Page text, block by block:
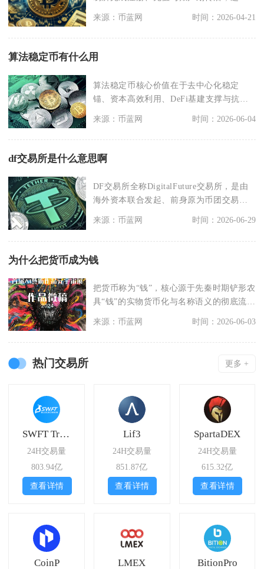
来源：币蓝网 时间：2026-04-21
算法稳定币有什么用
算法稳定币核心价值在于去中心化稳定
锚、资本高效利用、DeFi基建支撑与抗审
来源：币蓝网 时间：2026-06-04
df交易所是什么意思啊
DF交易所全称DigitalFuture交易所，是由
海外资本联合发起、前身原为币团交易所
的
来源：币蓝网 时间：2026-06-29
为什么把货币成为钱
把货币称为“钱”，核心源于先秦时期铲形农
具“钱”的实物货币化与名称语义的彻底流
来源：币蓝网 时间：2026-06-03
热门交易所 更多 +
SWFT Trade
24H交易量
803.94亿
查看详情
Lif3
24H交易量
851.87亿
查看详情
SpartaDEX
24H交易量
615.32亿
查看详情
CoinP LMEX BitionPro